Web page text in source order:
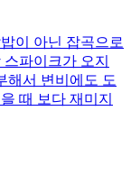
이 아닌 잡곡으로
파이크가 오지
해서 변비에도 도
때 보다 재미지